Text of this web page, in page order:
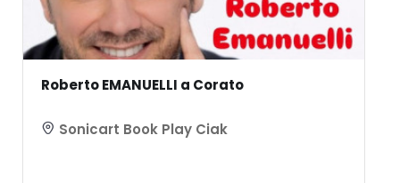
Roberto EMANUELLI a Corato
Sonicart Book Play Ciak